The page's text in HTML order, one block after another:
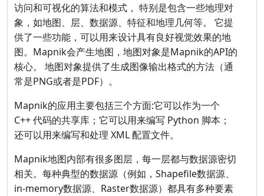
访问和可视化的算法和模式， 特别是包含一些地理对
象，如地图、层、数据源、特征和地理几何等。 它提
供了一些功能，可以用来设计具有良好视觉效果的地
图。Mapnik会产生地图，地图对象是Mapnik的API的
核心。 地图对象提供了生成图像输出格式的方法（通
常是PNG或者是PDF）。
Mapnik的应用主要包括三个方面:它可以作为一个
C++ 代码的共享库；它可以用来编写 Python 脚本；
还可以用来编写和处理 XML 配置文件。
Mapnik地图内部有很多图层，每一层都与数据源密切
相关。每种典型的数据源（例如，Shapefile数据源、
in-memory数据源、Raster数据源）都具有多种要素